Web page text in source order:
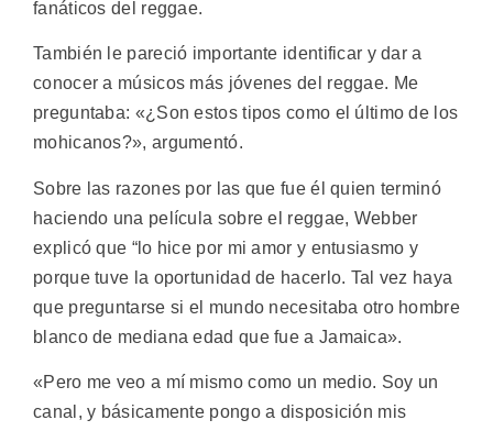
fanáticos del reggae.
También le pareció importante identificar y dar a
conocer a músicos más jóvenes del reggae. Me
preguntaba: «¿Son estos tipos como el último de los
mohicanos?», argumentó.
Sobre las razones por las que fue él quien terminó
haciendo una película sobre el reggae, Webber
explicó que “lo hice por mi amor y entusiasmo y
porque tuve la oportunidad de hacerlo. Tal vez haya
que preguntarse si el mundo necesitaba otro hombre
blanco de mediana edad que fue a Jamaica».
«Pero me veo a mí mismo como un medio. Soy un
canal, y básicamente pongo a disposición mis